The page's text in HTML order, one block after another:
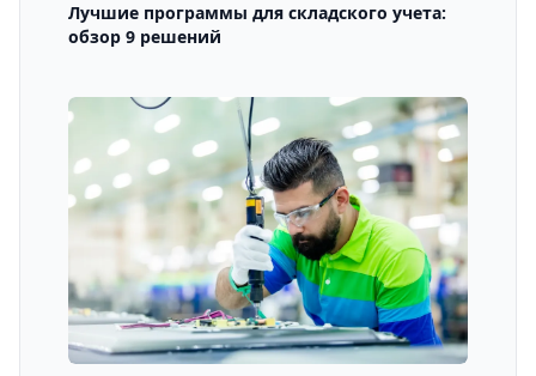
Лучшие программы для складского учета:
обзор 9 решений